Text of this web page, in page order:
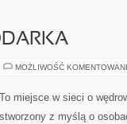
MOŻLIWOŚĆ
To miejsce w sieci o
stworzony z myślą o